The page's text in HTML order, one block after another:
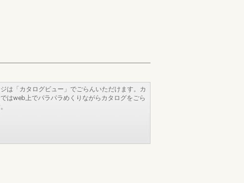
は「カタログビュー」でごらんいただけます。カ
はweb上でパラパラめくりながらカタログをごら